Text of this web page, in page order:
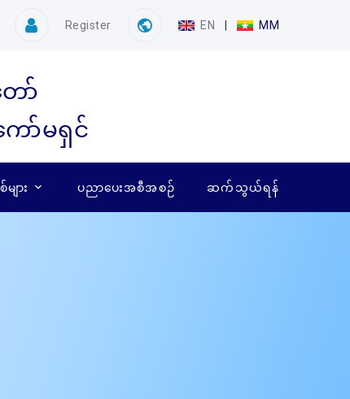
Register EN | MM
ော်
ော်မရှင်
ျား ပညာပေးအစီအစဉ် ဆက်သွယ်ရန်